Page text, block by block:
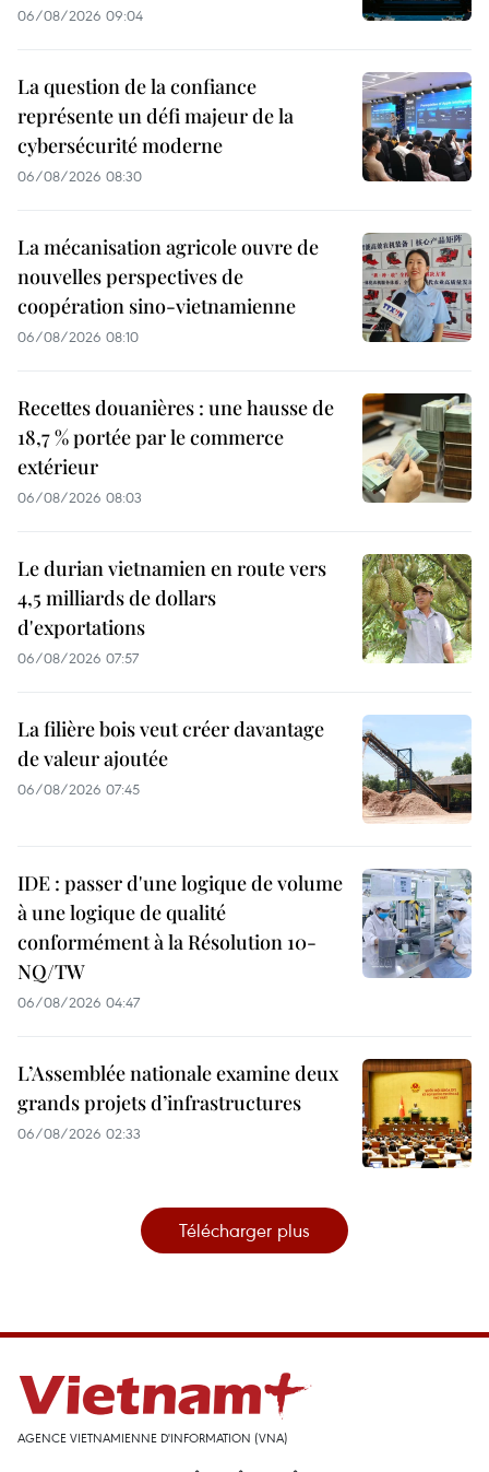
06/08/2026 09:04
La question de la confiance
représente un défi majeur de la
cybersécurité moderne
06/08/2026 08:30
La mécanisation agricole ouvre de
nouvelles perspectives de
coopération sino-vietnamienne
06/08/2026 08:10
Recettes douanières : une hausse de
18,7 % portée par le commerce
extérieur
06/08/2026 08:03
Le durian vietnamien en route vers
4,5 milliards de dollars
d'exportations
06/08/2026 07:57
La filière bois veut créer davantage
de valeur ajoutée
06/08/2026 07:45
IDE : passer d'une logique de volume
à une logique de qualité
conformément à la Résolution 10-
NQ/TW
06/08/2026 04:47
L’Assemblée nationale examine deux
grands projets d’infrastructures
06/08/2026 02:33
Télécharger plus
AGENCE VIETNAMIENNE D'INFORMATION (VNA)